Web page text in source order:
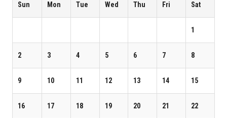
Sun Mon Tue Wed Thu Fri Sat
1
2 3 4 5 6 7 8
9 10 11 12 13 14 15
16 17 18 19 20 21 22